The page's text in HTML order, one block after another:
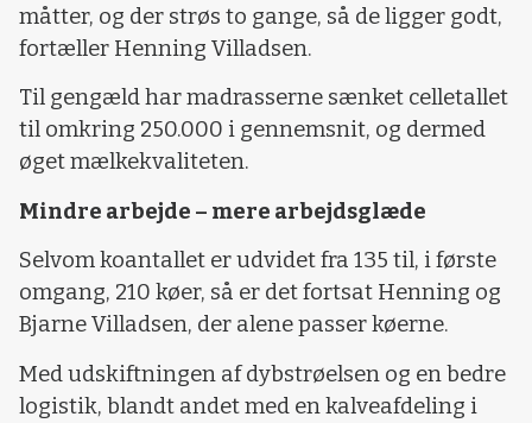
måtter, og der strøs to gange, så de ligger godt,
fortæller Henning Villadsen.
Til gengæld har madrasserne sænket celletallet
til omkring 250.000 i gennemsnit, og dermed
øget mælkekvaliteten.
Mindre arbejde – mere arbejdsglæde
Selvom koantallet er udvidet fra 135 til, i første
omgang, 210 køer, så er det fortsat Henning og
Bjarne Villadsen, der alene passer køerne.
Med udskiftningen af dybstrøelsen og en bedre
logistik, blandt andet med en kalveafdeling i